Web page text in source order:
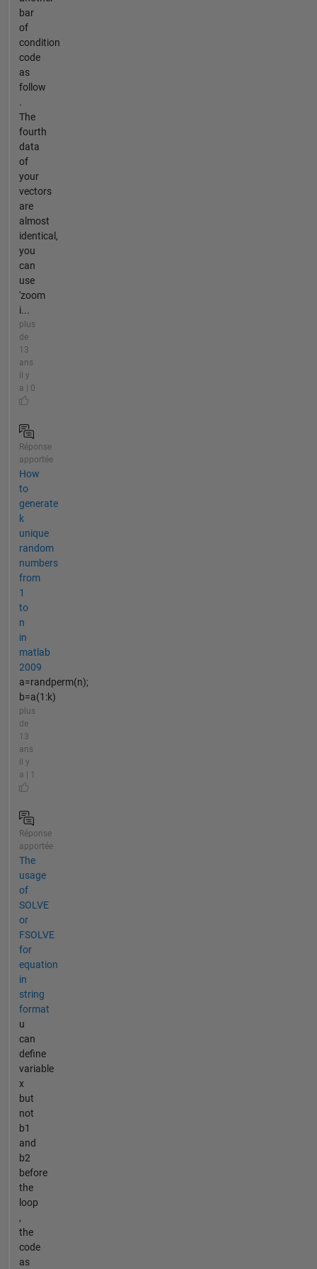
bar
of
condition
code
as
follow
.
The
fourth
data
of
your
vectors
are
almost
identical,
you
can
use
'zoom
i...
plus
de
13
ans
il y
a | 0
Réponse
apportée
How
to
generate
k
unique
random
numbers
from
1
to
n
in
matlab
2009
a=randperm(n);
b=a(1:k)
plus
de
13
ans
il y
a | 1
Réponse
apportée
The
usage
of
SOLVE
or
FSOLVE
for
equation
in
string
format
u
can
define
variable
x
but
not
b1
and
b2
before
the
loop
,
the
code
as